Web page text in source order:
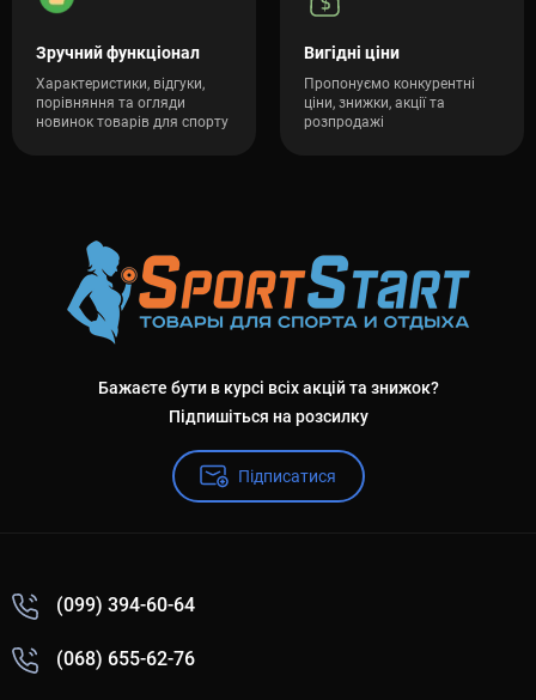
Зручний функціонал
Характеристики, відгуки,
порівняння та огляди
новинок товарів для спорту
Вигідні ціни
Пропонуємо конкурентні
ціни, знижки, акції та
розпродажі
Бажаєте бути в курсі всіх акцій та знижок?
Підпишіться на розсилку
Підписатися
(099) 394-60-64
(068) 655-62-76